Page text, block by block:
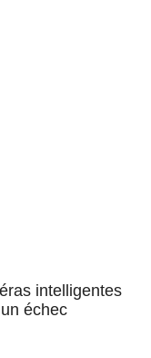
intelligentes
échec